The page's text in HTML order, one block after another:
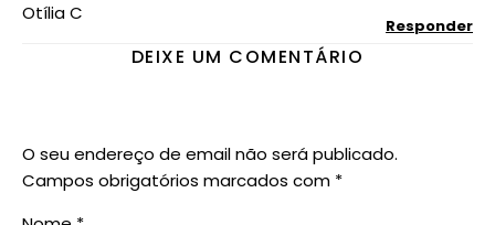
Otília C
Responder
DEIXE UM COMENTÁRIO
O seu endereço de email não será publicado.
Campos obrigatórios marcados com *